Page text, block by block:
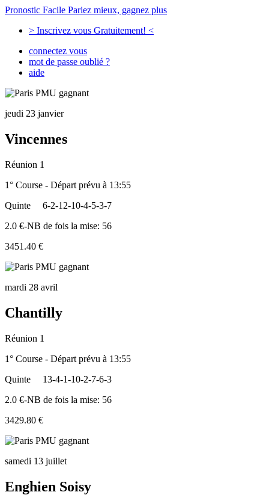
Pronostic Facile Pariez mieux, gagnez plus
> Inscrivez vous Gratuitement! <
connectez vous
mot de passe oublié ?
aide
jeudi 23 janvier
Vincennes
Réunion 1
1° Course - Départ prévu à 13:55
Quinte
6-2-12-10-4-5-3-7
2.0 €-NB de fois la mise: 56
3451.40 €
mardi 28 avril
Chantilly
Réunion 1
1° Course - Départ prévu à 13:55
Quinte
13-4-1-10-2-7-6-3
2.0 €-NB de fois la mise: 56
3429.80 €
samedi 13 juillet
Enghien Soisy